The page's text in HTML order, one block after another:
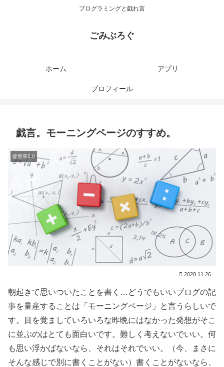
プログラミングと戯れ言
ごみぶろぐ
ホーム アプリ
プロフィール
戯言。モーニングページのすすめ。
徒然草2.0
2020.11.26
朝起きて思いついたことを書く…どうでもいいブログの記
事を量産することは「モーニングページ」と言うらしいで
す。目を覚ましていろいろな昨晩にはなかった発想がそこ
に並ぶのはとても面白いです。難しく考えないでいい。何
も思い浮かばないなら、それはそれでいい。（今、まさに
そんな感じで別に書くことがない）書くことがないなら、